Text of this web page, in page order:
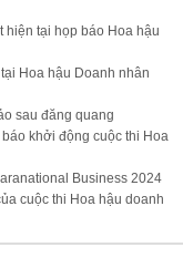
tại họp báo Hoa hậu
Hoa hậu Doanh nhân
sau đăng quang
khởi động cuộc thi Hoa
Business 2024
cuộc thi Hoa hậu doanh